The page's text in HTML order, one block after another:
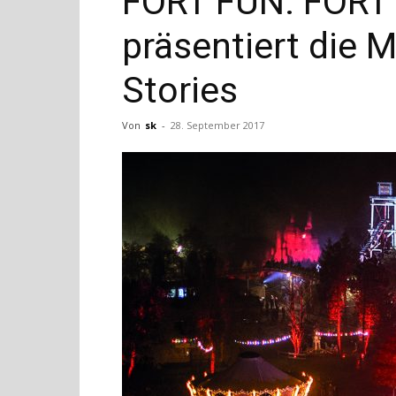
präsentiert die
Stories
Von sk - 28. September 2017